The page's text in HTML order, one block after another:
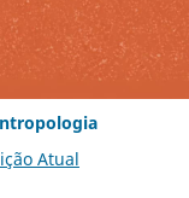
Atual